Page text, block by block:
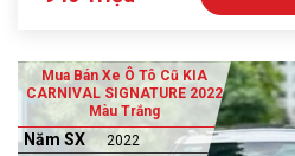
Mua Bán Xe Ô Tô Cũ KIA
CARNIVAL SIGNATURE 2022
Màu Trắng
Năm SX 2022